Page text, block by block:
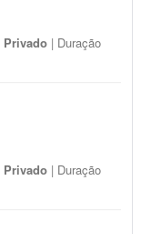
Privado | Duração
Privado | Duração